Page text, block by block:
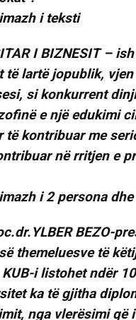
I BIZNESIT –
lartë jopublik,
si konkurrent
e një edukimi
të kontribuar me
në rritjen e
BEZO-
themeluesve të
i listohet ndër
ka të gjitha
nga vlerësimi